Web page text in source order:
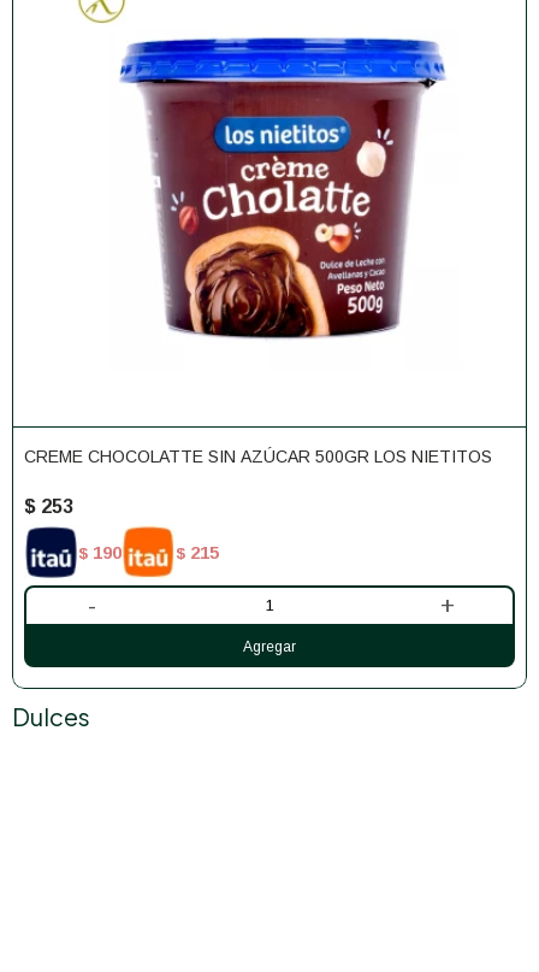
CREME CHOCOLATTE SIN AZÚCAR 500GR LOS NIETITOS
$ 253
$ 190 $ 215
- +
Dulces